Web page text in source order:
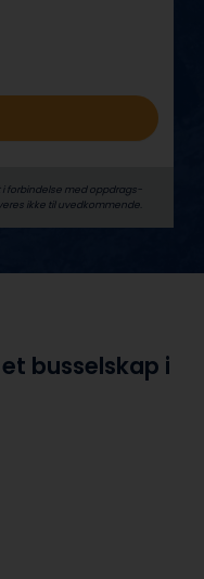
i forbindelse med oppdrags­
ikke til uvedkommende.
busselskap i